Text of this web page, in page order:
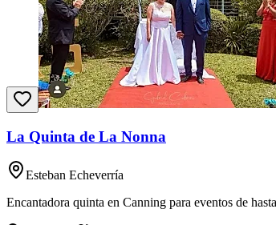
La Quinta de La Nonna
Esteban Echeverría
Encantadora quinta en Canning para eventos de